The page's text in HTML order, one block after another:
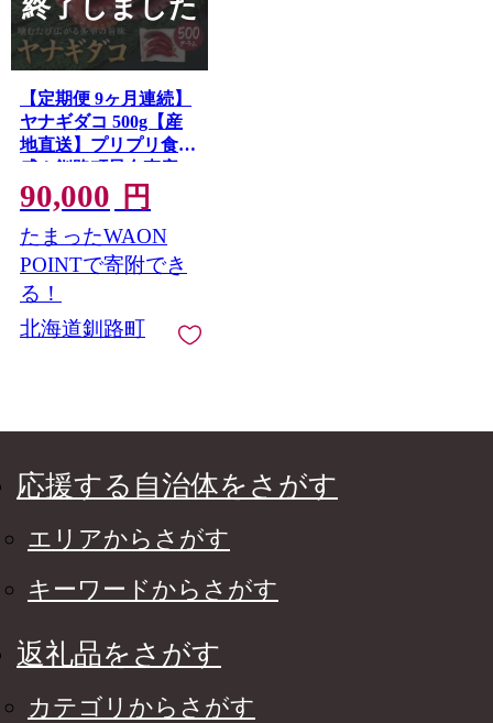
終了しました
【定期便 9ヶ月連続】
ヤナギダコ 500g【産
地直送】プリプリ食
感！釧路町昆布森産
ヤナギタコ 柳ダコ 柳
タコ 噛むたびに広が
る多幸の旨味 お刺身
鍋 煮物に最適 栄養満
点 贈答用 贈答品 漁師
直送 鮮度抜群 蛸 タコ
たこ 足 刺身 たこやき
釧路超 特産品
90,000 円
たまったWAON
POINTで寄附でき
る！
北海道釧路町
応援する自治体をさがす
エリアからさがす
キーワードからさがす
返礼品をさがす
カテゴリからさがす